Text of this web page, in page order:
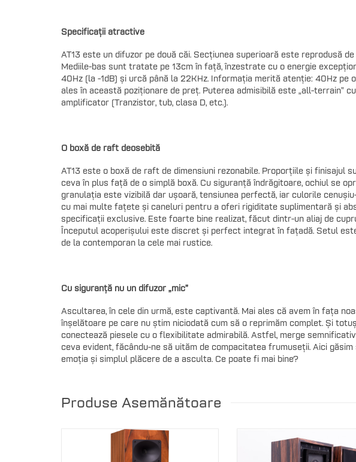
Specificații atractive
AT13 este un difuzor pe două căi. Secțiunea superioară este reprodusă
Mediile-bas sunt tratate pe 13cm în față, înzestrate cu o energie
40Hz (la -1dB) și urcă până la 22KHz. Informația merită atenție: 40Hz
ales în această poziționare de preț. Puterea admisibilă este „all-terrain”
amplificator (Tranzistor, tub, clasa D, etc.).
O boxă de raft deosebită
AT13 este o boxă de raft de dimensiuni rezonabile. Proporțiile și finisajul
ceva în plus față de o simplă boxă. Cu siguranță îndrăgitoare, ochiul se
granulația este vizibilă dar ușoară, tensiunea perfectă, iar culorile
cu mai multe fațete și caneluri pentru a oferi rigiditate suplimentară și
specificații exclusive. Este foarte bine realizat, făcut dintr-un aliaj de
Începutul acoperișului este discret și perfect integrat în fațadă. Setul
de la contemporan la cele mai rustice.
Cu siguranță nu un difuzor „mic”
Ascultarea, în cele din urmă, este captivantă. Mai ales că avem în fața
înșelătoare pe care nu știm niciodată cum să o reprimăm complet. Și
conectează piesele cu o flexibilitate admirabilă. Astfel, merge
ceva evident, făcându-ne să uităm de compacitatea frumuseții. Aici
emoția și simplul plăcere de a asculta. Ce poate fi mai bine?
Produse Asemănătoare